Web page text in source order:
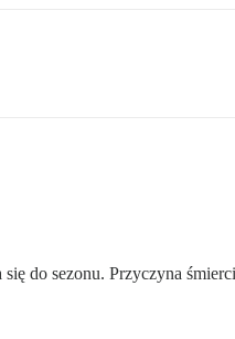
do sezonu. Przyczyna